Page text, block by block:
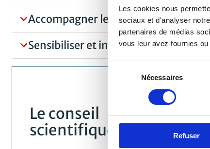
Les cookies nous
sociaux et d'analyser
partenaires de médias
vous leur avez fournies
Sélection
consentement
Nécessaires
Refuser
Accompagner le soin
Sensibiliser et informer
Le conseil
scientifique
Le